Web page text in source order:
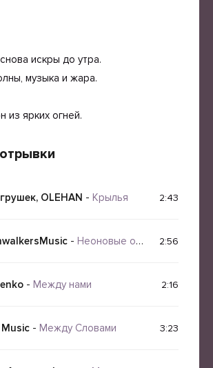
искры до утра.
музыка и жара.
из ярких огней.
OLEHAN - Крылья 2:43
- Неоновые ореолы 2:56
- Между нами 2:16
- Между Словами 3:23